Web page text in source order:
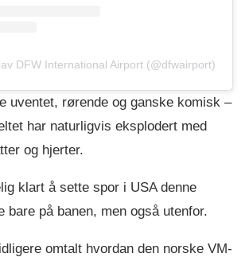
DFW International Airport (@dfwairport)
uventet, rørende og ganske komisk –
har naturligvis eksplodert med
og hjerter.
klart å sette spor i USA denne
bare på banen, men også utenfor.
omtalt hvordan den norske VM-